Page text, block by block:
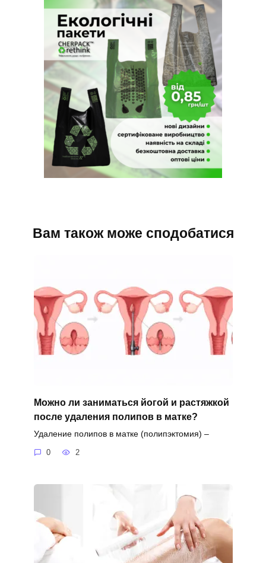
Вам також може сподобатися
Можно ли заниматься йогой и растяжкой
после удаления полипов в матке?
Удаление полипов в матке (полипэктомия) –
0 2